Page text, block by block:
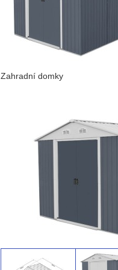
Zahradní domky